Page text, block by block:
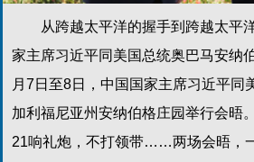
从跨越太平洋的握手到跨越太
家主席习近平同美国总统奥巴马安纳
月7日至8日，中国国家主席习近平同
加利福尼亚州安纳伯格庄园举行会晤
21响礼炮，不打领带……两场会晤